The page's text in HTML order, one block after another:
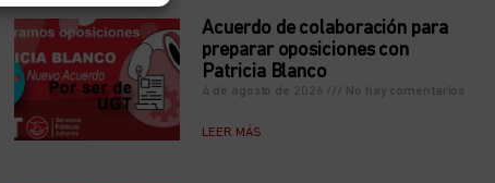
Acuerdo de colaboración para
preparar oposiciones con
Patricia Blanco
4 de agosto de 2026 No hay comentarios
LEER MÁS